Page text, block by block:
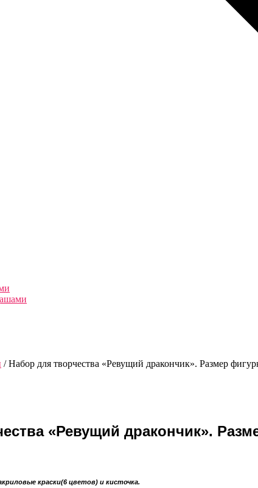
/ Набор для творчества «Ревущий дракончик». Размер
«Ревущий дракончик».
краски(6 цветов) и кисточка.